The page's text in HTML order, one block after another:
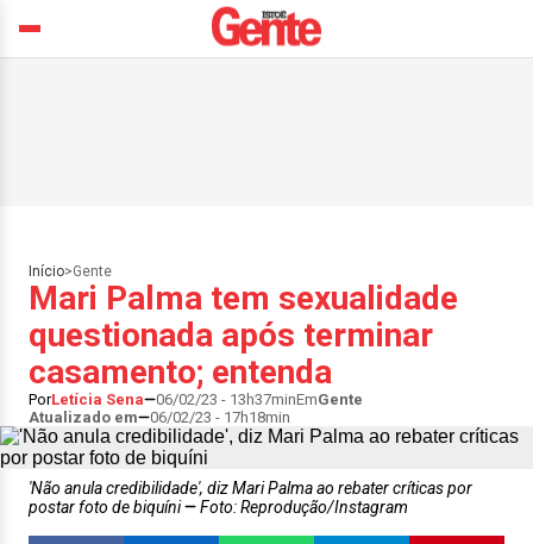
Início>Gente
Mari Palma tem sexualidade
questionada após terminar
casamento; entenda
PorLetícia Sena 06/02/23 - 13h37minEmGente
Atualizado em
06/02/23 - 17h18min
'Não anula credibilidade', diz Mari Palma ao rebater críticas por
postar foto de biquíni
Foto: Reprodução/Instagram